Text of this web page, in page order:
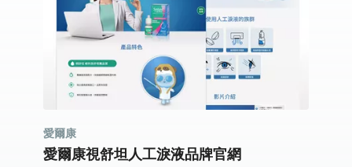
愛爾康
愛爾康視舒坦人工淚液品牌官網